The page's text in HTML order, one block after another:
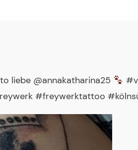
liebe @annakatharina25
#freywerktattoo